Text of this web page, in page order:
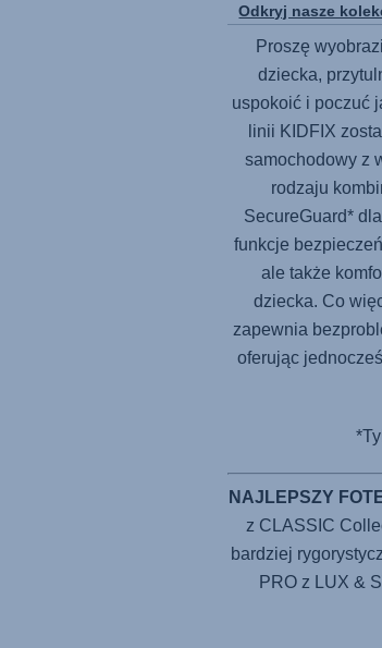
Odkryj nasze
Proszę
dziecka,
uspokoić i poczuć
linii KIDFIX
samochodowy z
rodzaju
SecureGuard*
funkcje
ale także
dziecka. Co
zapewnia
oferując
NAJLEPSZY
z CLASSIC
bardziej
PRO z LUX &